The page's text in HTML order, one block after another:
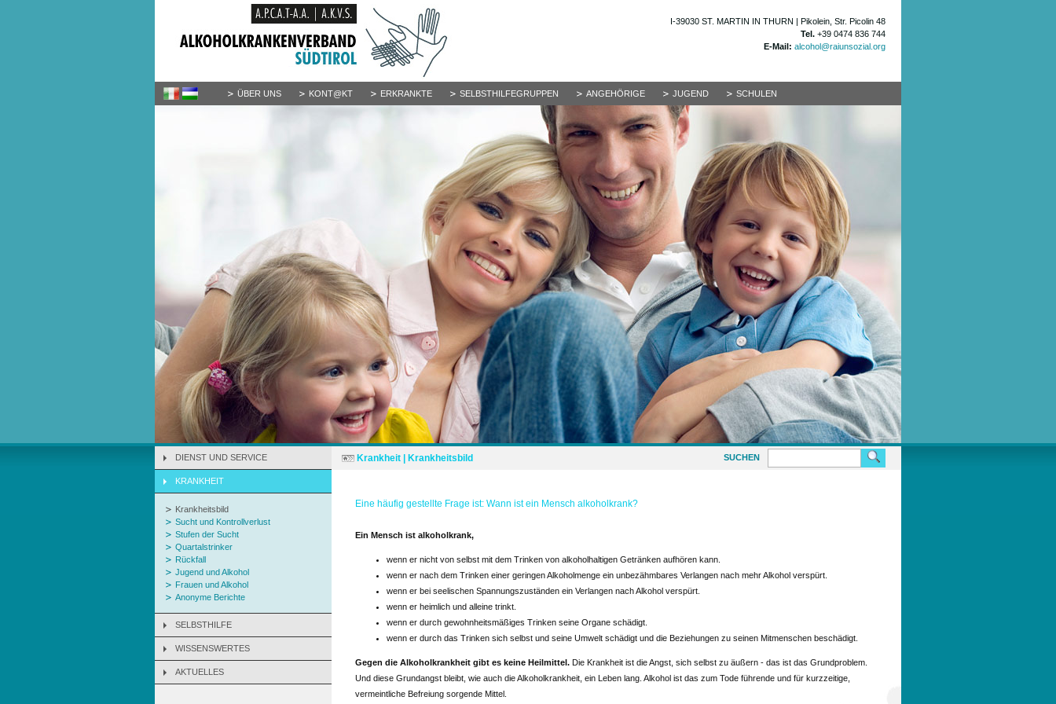
ÜBER UNS KONT@KT ERKRANKTE SELBSTHILFEGRUPPEN ANGEHÖRIGE JUGEND SCHULEN
I-39030 ST. MARTIN IN THURN | Pikolein, Str. Picolin 48
Tel. +39 0474 836 744
E-Mail: alcohol@raiunsozial.org
SUCHEN
Krankheit | Krankheitsbild
DIENST UND SERVICE
KRANKHEIT
Krankheitsbild
Sucht und Kontrollverlust
Stufen der Sucht
Quartalstrinker
Rückfall
Jugend und Alkohol
Frauen und Alkohol
Anonyme Berichte
SELBSTHILFE
WISSENSWERTES
AKTUELLES
Eine häufig gestellte Frage ist: Wann ist ein Mensch alkoholkrank?
Ein Mensch ist alkoholkrank,
wenn er nicht von selbst mit dem Trinken von alkoholhaltigen Getränken aufhören kann.
wenn er nach dem Trinken einer geringen Alkoholmenge ein unbezähmbares Verlangen nach mehr Alkohol verspürt.
wenn er bei seelischen Spannungszuständen ein Verlangen nach Alkohol verspürt.
wenn er heimlich und alleine trinkt.
wenn er durch gewohnheitsmäßiges Trinken seine Organe schädigt.
wenn er durch das Trinken sich selbst und seine Umwelt schädigt und die Beziehungen zu seinen Mitmenschen beschädigt.
Gegen die Alkoholkrankheit gibt es keine Heilmittel. Die Krankheit ist die Angst, sich selbst zu äußern - das ist das Grundproblem.
Und diese Grundangst bleibt, wie auch die Alkoholkrankheit, ein Leben lang. Alkohol ist das zum Tode führende und für kurzzeitige,
vermeintliche Befreiung sorgende Mittel.